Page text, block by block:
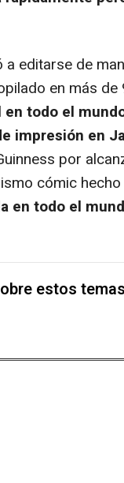
a editarse de
en más de
todo el
impresión en
por
cómic
en todo el
estos temas